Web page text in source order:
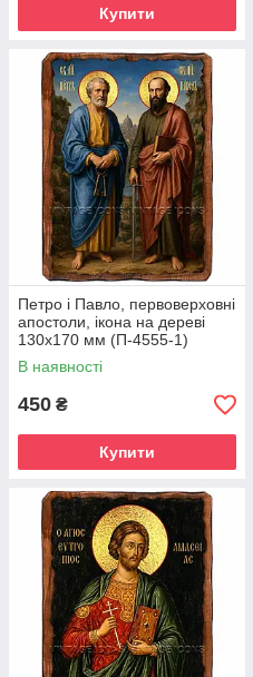
Купити
Петро і Павло, первоверховні
апостоли, ікона на дереві
130х170 мм (П-4555-1)
В наявності
450 ₴
Купити